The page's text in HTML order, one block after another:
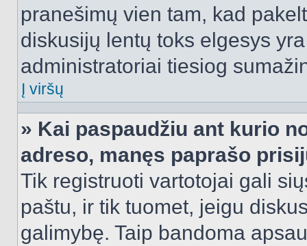
pranešimų vien tam, kad
diskusijų lentų toks elgesys
administratoriai tiesiog
Į viršų
» Kai paspaudžiu ant kurio
adreso, manęs paprašo
Tik registruoti vartotojai gali
paštu, ir tik tuomet, jeigu
galimybę. Taip bandoma